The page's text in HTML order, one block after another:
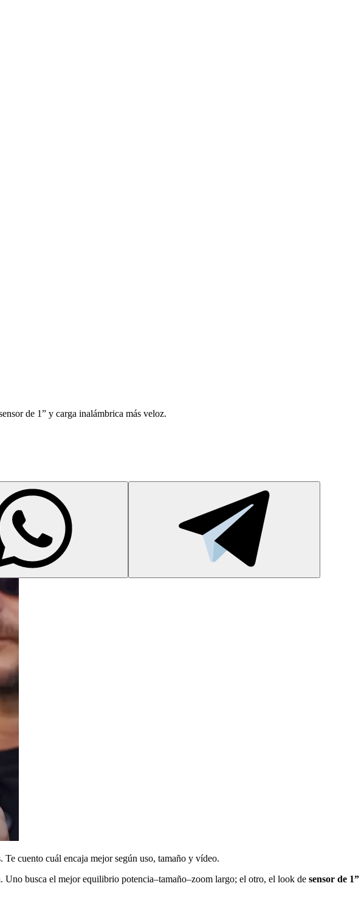
de 1” y carga inalámbrica más veloz.
Te cuento cuál encaja mejor según uso, tamaño y vídeo.
busca el mejor equilibrio potencia–tamaño–zoom largo; el otro, el look de sensor de 1”